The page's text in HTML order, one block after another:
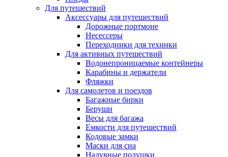
Для путешествий
Аксессуары для путешествий
Дорожные портмоне
Несессеры
Переходники для техники
Для активных путешествий
Водонепроницаемые контейнеры
Карабины и держатели
Фляжки
Для самолетов и поездов
Багажные бирки
Беруши
Весы для багажа
Емкости для путешествий
Кодовые замки
Маски для сна
Надувные подушки